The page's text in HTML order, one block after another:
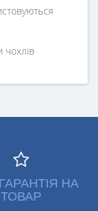
чохлів
НА
ТОВАР